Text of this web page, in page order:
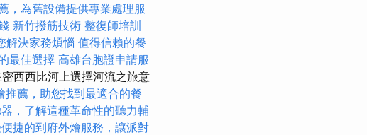
，為舊設備提供專業處理服
新竹撥筋技術 整復師培訓
解決家務煩惱 值得信賴的餐
最佳選擇 高雄台胞證申請服
西西比河上選擇河流之旅意
推薦，助您找到最適合的餐
，了解這種革命性的聽力輔
捷的到府外燴服務，讓派對